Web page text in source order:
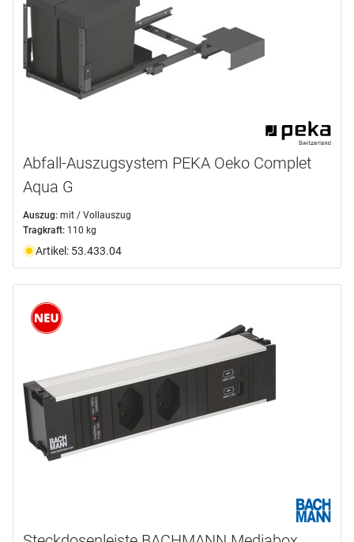
Abfall-Auszugsystem PEKA Oeko Complet
Aqua G
Auszug: mit / Vollauszug
Tragkraft: 110 kg
Artikel: 53.433.04